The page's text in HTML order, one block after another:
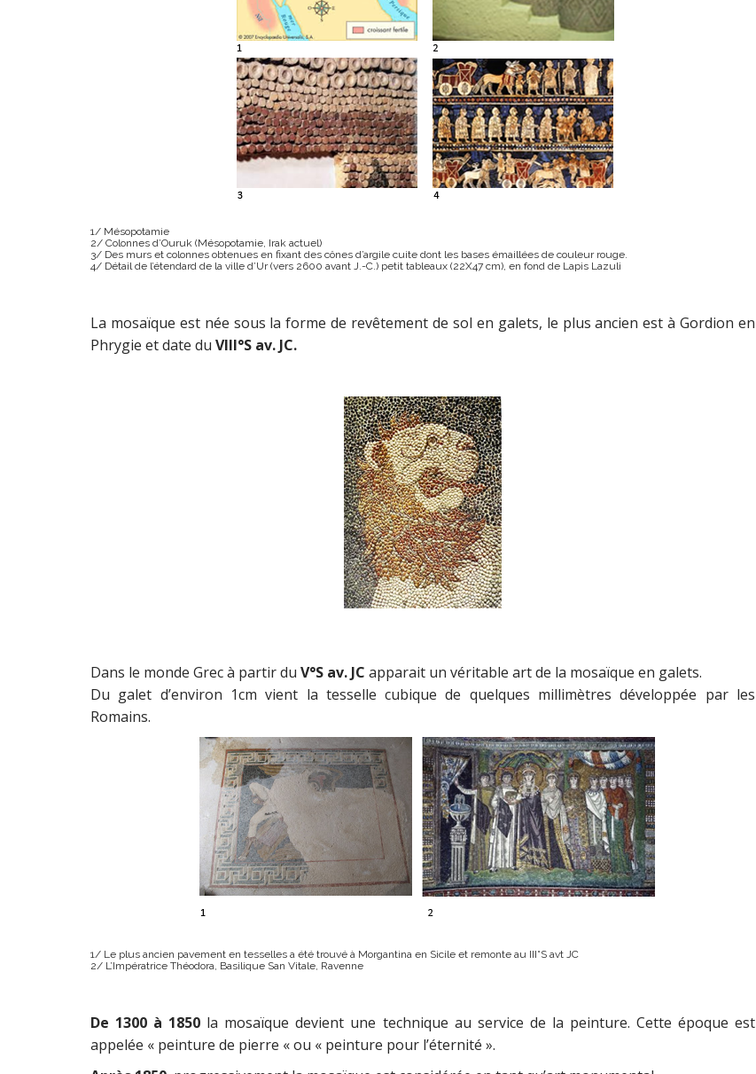
1/ Mésopotamie
2/ Colonnes d’Ouruk (Mésopotamie, Irak actuel)
3/ Des murs et colonnes obtenues en fixant des cônes d’argile cuite dont les bases émaillées de couleur rouge.
4/ Détail de l’étendard de la ville d’Ur (vers 2600 avant J.-C.) petit tableaux (22X47 cm), en fond de Lapis Lazuli
La mosaïque est née sous la forme de revêtement de sol en galets, le plus ancien est à Gordion en
Phrygie et date du VIII°S av. JC.
Dans le monde Grec à partir du V°S av. JC apparait un véritable art de la mosaïque en galets.
Du galet d’environ 1cm vient la tesselle cubique de quelques millimètres développée par les
Romains.
1/ Le plus ancien pavement en tesselles a été trouvé à Morgantina en Sicile et remonte au III°S avt JC
2/ L’Impératrice Théodora, Basilique San Vitale, Ravenne
De 1300 à 1850 la mosaïque devient une technique au service de la peinture. Cette époque est
appelée « peinture de pierre « ou « peinture pour l’éternité ».